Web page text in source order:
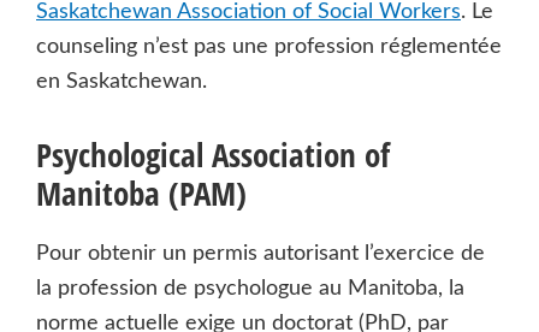
Saskatchewan Association of Social Workers. Le
counseling n’est pas une profession réglementée
en Saskatchewan.
Psychological Association of
Manitoba (PAM)
Pour obtenir un permis autorisant l’exercice de
la profession de psychologue au Manitoba, la
norme actuelle exige un doctorat (PhD, par